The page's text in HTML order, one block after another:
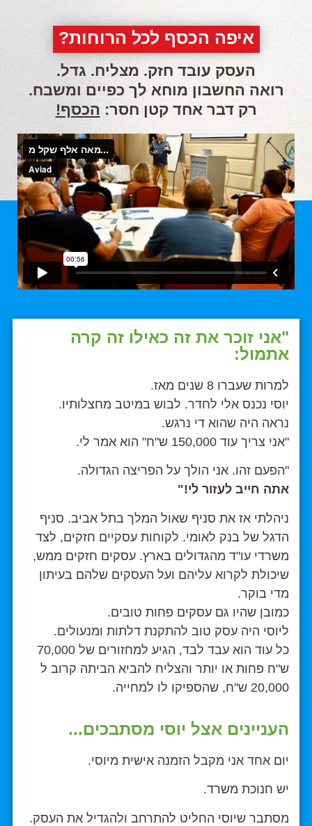
איפה הכסף לכל הרוחות?
העסק עובד חזק. מצליח. גדל.
רואה החשבון מוחא לך כפיים ומשבח.
רק דבר אחד קטן חסר:הכסף!
"אני זוכר את זה כאילו זה קרה
אתמול:
למרות שעברו 8 שנים מאז.
יוסי נכנס אלי לחדר. לבוש במיטב מחצלותיו.
נראה היה שהוא די נרגש.
"אני צריך עוד 150,000 ש"ח" הוא אמר לי.
"הפעם זהו. אני הולך על הפריצה הגדולה.
אתה חייב לעזור לי!"
ניהלתי אז את סניף שאול המלך בתל אביב. סניף
הדגל של בנק לאומי. לקוחות עסקיים חזקים, לצד
משרדי עו"ד מהגדולים בארץ. עסקים חזקים ממש,
שיכולת לקרוא עליהם ועל העסקים שלהם בעיתון
מדי בוקר.
כמובן שהיו גם עסקים פחות טובים.
ליוסי היה עסק טוב להתקנת דלתות ומנעולים.
כל עוד הוא עבד לבד, הגיע למחזורים של 70,000
ש"ח פחות או יותר והצליח להביא הביתה קרוב ל
20,000 ש"ח, שהספיקו לו למחייה.
העניינים אצל יוסי מסתבכים...
יום אחד אני מקבל הזמנה אישית מיוסי.
יש חנוכת משרד.
מסתבר שיוסי החליט להתרחב ולהגדיל את העסק.